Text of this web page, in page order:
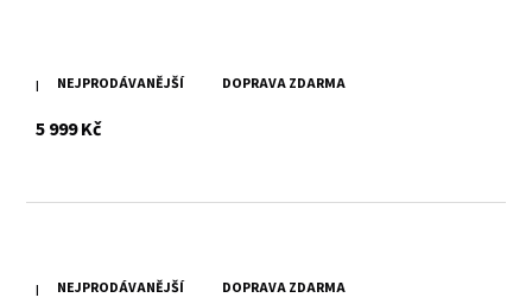
NEJPRODÁVANĚJŠÍ DOPRAVA ZDARMA
Pánská černá kožená aktovka Divoký býk
5 999 Kčs DPH
NEJPRODÁVANĚJŠÍ DOPRAVA ZDARMA
Hnědá kožená taška SPIKES & SPARROW